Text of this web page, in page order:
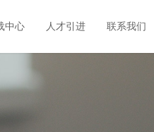
中心 人才引进 联系我们